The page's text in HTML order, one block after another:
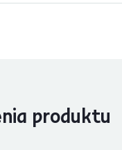
produktu